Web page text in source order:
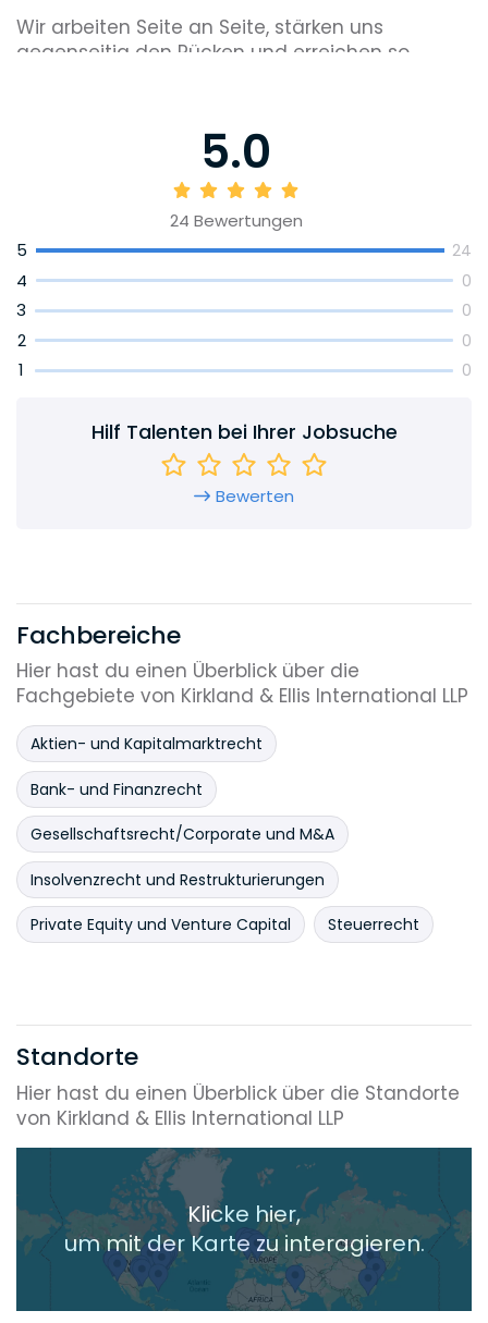
Wir arbeiten Seite an Seite, stärken uns
gegenseitig den Rücken und erreichen so
und deine Karriere auf das nächste Level zu
heben – egal, ob du als Associate,
Referendar:in, wissenschaftliche:r
Mitarbeiter:in/Law Assessor, Praktikant:in oder
studentische:r Mitarbeiter:in bei uns einsteigst.
Bei Kirkland erwarten dich spannende Mandate,
höchste Expertise und eine Kultur, die dich
fordert und fördert. Bist du bereit? Dann schicke
uns deine Bewerbung und lass uns über dich
5.0
24 Bewertungen
5
24
4 0
3 0
2 0
1 0
Hilf Talenten bei Ihrer Jobsuche
Bewerten
Fachbereiche
Hier hast du einen Überblick über die
Fachgebiete von Kirkland & Ellis International LLP
Aktien- und Kapitalmarktrecht
Bank- und Finanzrecht
Gesellschaftsrecht/Corporate und M&A
Insolvenzrecht und Restrukturierungen
Private Equity und Venture Capital Steuerrecht
Standorte
Hier hast du einen Überblick über die Standorte
von Kirkland & Ellis International LLP
Klicke hier,
um mit der Karte zu interagieren.